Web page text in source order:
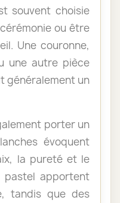
souvent choisie
ou être
Une couronne,
une autre pièce
généralement un
porter un
évoquent
la pureté et le
pastel apportent
tandis que des